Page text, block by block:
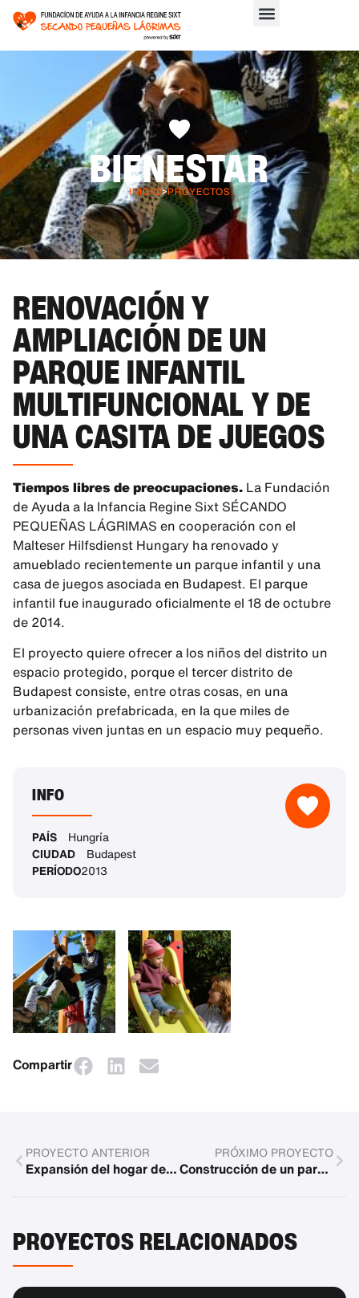
BIENESTAR
INICIO>PROYECTOS
RENOVACIÓN Y
AMPLIACIÓN DE UN
PARQUE INFANTIL
MULTIFUNCIONAL Y DE
UNA CASITA DE JUEGOS
Tiempos libres de preocupaciones. La Fundación
de Ayuda a la Infancia Regine Sixt SÉCANDO
PEQUEÑAS LÁGRIMAS en cooperación con el
Malteser Hilfsdienst Hungary ha renovado y
amueblado recientemente un parque infantil y una
casa de juegos asociada en Budapest. El parque
infantil fue inaugurado oficialmente el 18 de octubre
de 2014.
El proyecto quiere ofrecer a los niños del distrito un
espacio protegido, porque el tercer distrito de
Budapest consiste, entre otras cosas, en una
urbanización prefabricada, en la que miles de
personas viven juntas en un espacio muy pequeño.
INFO
PAÍS Hungría
CIUDAD Budapest
PERÍODO2013
Compartir
PROYECTO ANTERIOR
Expansión del hogar de niños de las Hermanas Ursulinas
PRÓXIMO PROYECTO
Construcción de un parque infantil en el jardín de infancia HaMamzi
PROYECTOS RELACIONADOS